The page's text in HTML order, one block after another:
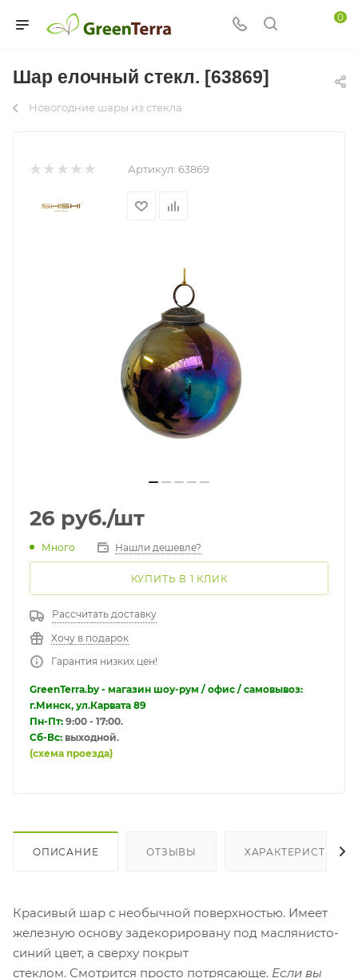
0
Шар елочный стекл. [63869]
Новогодние шары из стекла
Артикул: 63869
26 руб./шт
Много Нашли дешевле?
КУПИТЬ В 1 КЛИК
Рассчитать доставку
Хочу в подарок
Гарантия низких цен!
GreenTerra.by - магазин шоу-рум / офис / самовывоз:
г.Минск, ул.Карвата 89
Пн-Пт: 9:00 - 17:00.
Сб-Вс: выходной.
(схема проезда)
ОПИСАНИЕ ОТЗЫВЫ ХАРАКТЕРИСТИКИ
Красивый шар с необычной поверхностью. Имеет
железную основу задекорировану под маслянисто-
синий цвет, а сверху покрыт
стеклом. Смотрится просто потрясающе. Если вы